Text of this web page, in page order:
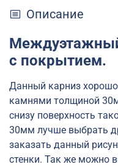
Описание
с покрытием.
Данный карниз хорошо
камнями толщиной
снизу поверхность
30мм лучше выбрать
заказать данный
стенки. Так же можно